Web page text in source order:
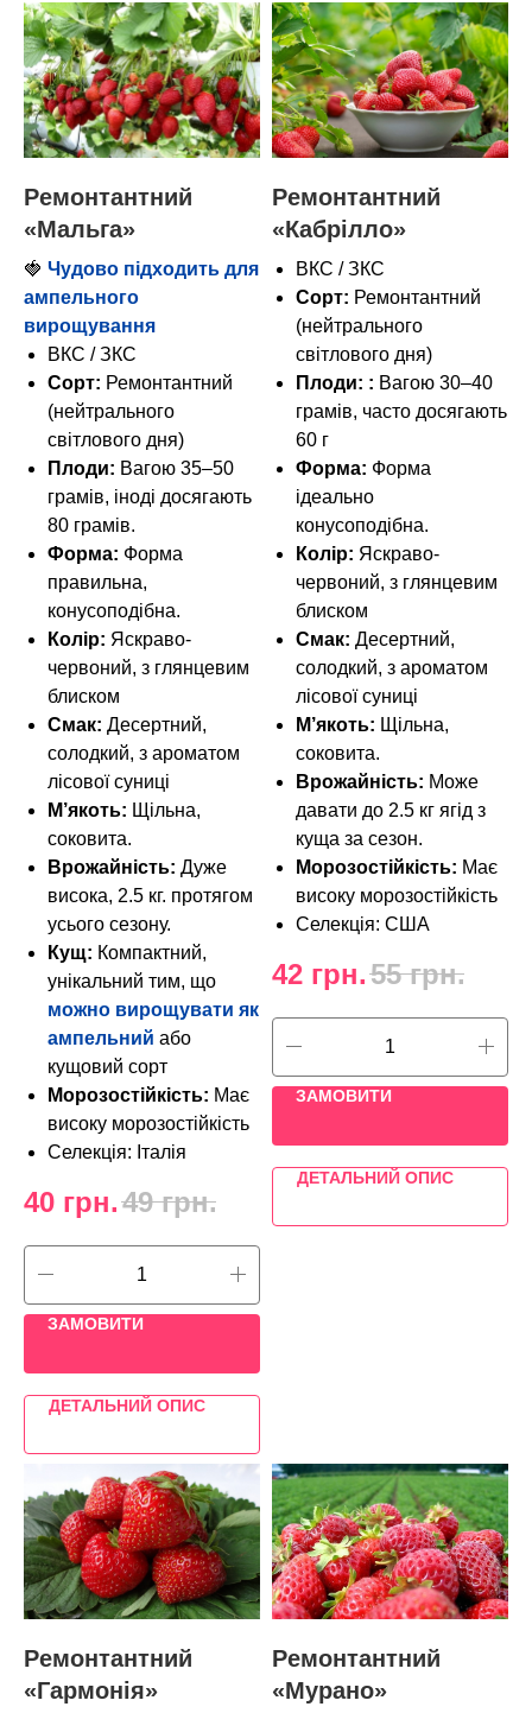
Ремонтантний
«Мальга»
🍓 Чудово підходить для
ампельного
вирощування
ВКС / ЗКС
Сорт: Ремонтантний
(нейтрального
світлового дня)
Плоди: Вагою 35–50
грамів, іноді досягають
80 грамів.
Форма: Форма
правильна,
конусоподібна.
Колір: Яскраво-
червоний, з глянцевим
блиском
Смак: Десертний,
солодкий, з ароматом
лісової суниці
М’якоть: Щільна,
соковита.
Врожайність: Дуже
висока, 2.5 кг. протягом
усього сезону.
Кущ: Компактний,
унікальний тим, що
можно вирощувати як
ампельний або
кущовий сорт
Морозостійкість: Має
високу морозостійкість
Селекція: Італія
40 грн.49 грн.
ЗАМОВИТИ
ДЕТАЛЬНИЙ ОПИС
Ремонтантний
«Кабрілло»
ВКС / ЗКС
Сорт: Ремонтантний
(нейтрального
світлового дня)
Плоди: : Вагою 30–40
грамів, часто досягають
60 г
Форма: Форма
ідеально
конусоподібна.
Колір: Яскраво-
червоний, з глянцевим
блиском
Смак: Десертний,
солодкий, з ароматом
лісової суниці
М’якоть: Щільна,
соковита.
Врожайність: Може
давати до 2.5 кг ягід з
куща за сезон.
Морозостійкість: Має
високу морозостійкість
Селекція: США
42 грн.55 грн.
ЗАМОВИТИ
ДЕТАЛЬНИЙ ОПИС
Ремонтантний
«Гармонія»
Ремонтантний
«Мурано»